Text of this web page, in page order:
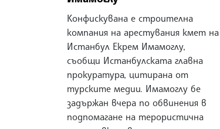
Конфискувана е строителна
компания на арестувания кмет на
Истанбул Екрем Имамоглу,
съобщи Истанбулската главна
прокуратура, цитирана от
турските медии. Имамоглу бе
задържан вчера по обвинения в
подпомагане на терористична